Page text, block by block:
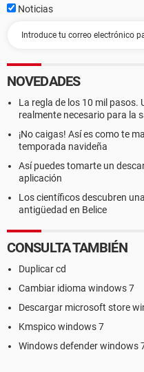
Noticias
NOVEDADES
La regla de los 10 mil pasos.
realmente necesario para la
¡No caigas! Así es como te
temporada navideña
Así puedes tomarte un
aplicación
Los científicos descubren
antigüedad en Belice
CONSULTA TAMBIÉN
Duplicar cd
Cambiar idioma windows 7
Descargar microsoft store
Kmspico windows 7
Windows defender windows